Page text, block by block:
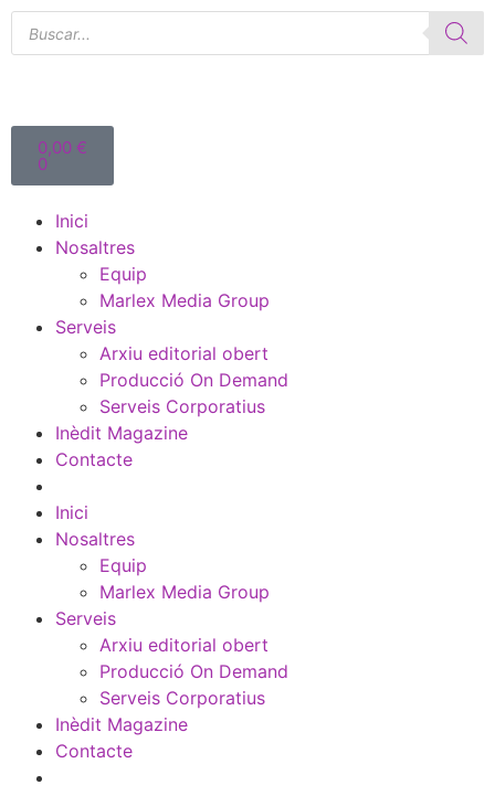
0,00 €
0
Inici
Nosaltres
Equip
Marlex Media Group
Serveis
Arxiu editorial obert
Producció On Demand
Serveis Corporatius
Inèdit Magazine
Contacte
Inici
Nosaltres
Equip
Marlex Media Group
Serveis
Arxiu editorial obert
Producció On Demand
Serveis Corporatius
Inèdit Magazine
Contacte